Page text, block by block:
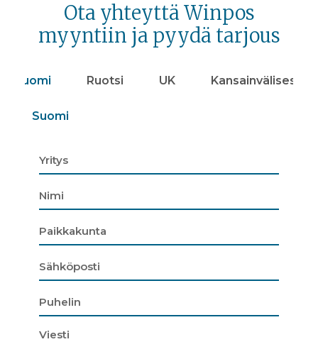
Ota yhteyttä Winpos
myyntiin ja pyydä tarjous
Suomi Ruotsi UK Kansainvälisesti
Suomi